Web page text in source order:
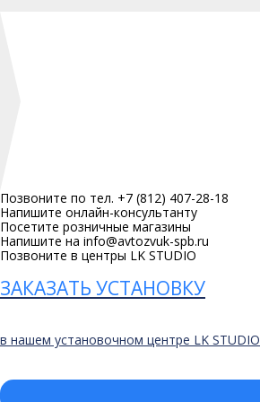
Позвоните по тел. +7 (812) 407-28-18
Напишите онлайн-консультанту
Посетите розничные магазины
Напишите на info@avtozvuk-spb.ru
Позвоните в центры LK STUDIO
ЗАКАЗАТЬ УСТАНОВКУ
в нашем установочном центре LK STUDIO